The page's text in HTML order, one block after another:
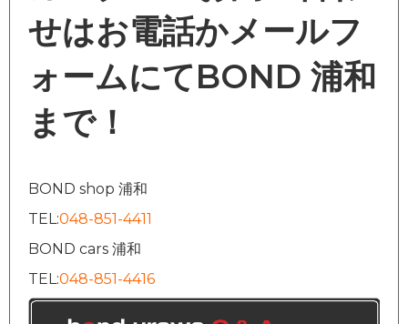
せはお電話かメールフ
ォームにてBOND 浦和
まで！
BOND shop 浦和
TEL:048-851-4411
BOND cars 浦和
TEL:048-851-4416